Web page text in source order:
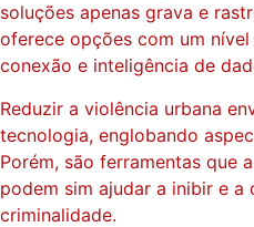
soluções apenas grava e
oferece opções com um
conexão e inteligência de
Reduzir a violência urbana
tecnologia, englobando
Porém, são ferramentas que
podem sim ajudar a inibir e
criminalidade.